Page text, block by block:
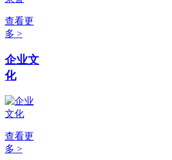
查看更
多 >
企业文
化
查看更
多 >